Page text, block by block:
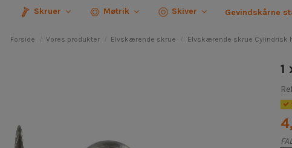
Skruer Møtrik Skiver Gevindskårne
Forside Vores produkter Elvskærende skrue Elvskærende skrue Cylindrisk
1